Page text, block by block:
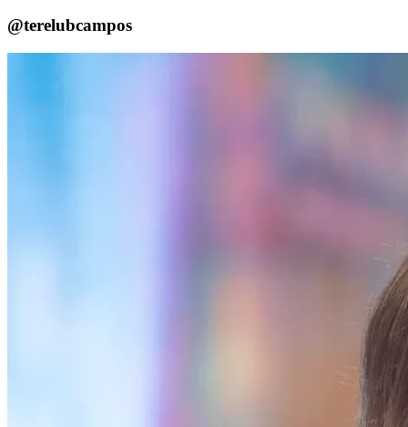
@terelubcampos